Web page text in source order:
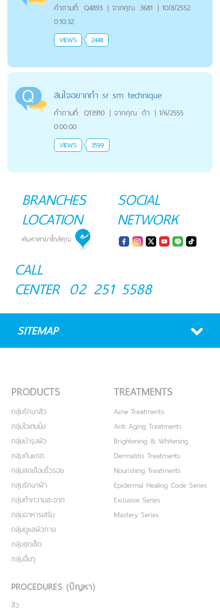
คำถามที่: Q4893 | จากคุณ 3681 | 10/8/2552
0:10:32
VIEWS 2448
สนใจอยากทำ sr sm technique
คำถามที่: Q13910 | จากคุณ ต้า | 1/6/2555
0:00:00
VIEWS 3599
BRANCHES
LOCATION
SOCIAL
NETWORK
CALL
CENTER 02 251 5588
SITEMAP
PRODUCTS
กลุ่มรักษาสิว
กลุ่มไวเทนนิ่ง
กลุ่มบำรุงผิว
กลุ่มกันแดด
กลุ่มลดเลือนริ้วรอย
กลุ่มรักษาฝ้า
กลุ่มทำความสะอาด
กลุ่มอาหารเสริม
กลุ่มดูแลผิวกาย
กลุ่มชุดเซ็ต
กลุ่มอื่นๆ
TREATMENTS
Acne Treatments
Anti Aging Treatments
Brightening & Whitening
Dermatitis Treatments
Nourishing Treatments
Epidermal Healing Code Series
Exclusive Series
Mastery Series
PROCEDURES (ปัญหา)
สิว